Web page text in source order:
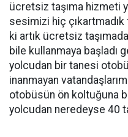
ücretsiz taşıma hizmeti
sesimizi hiç
ki artık ücretsiz
bile kullanmaya başladı
yolcudan bir tanesi
inanmayan
otobüsün ön koltuğuna
yolcudan neredeyse 40